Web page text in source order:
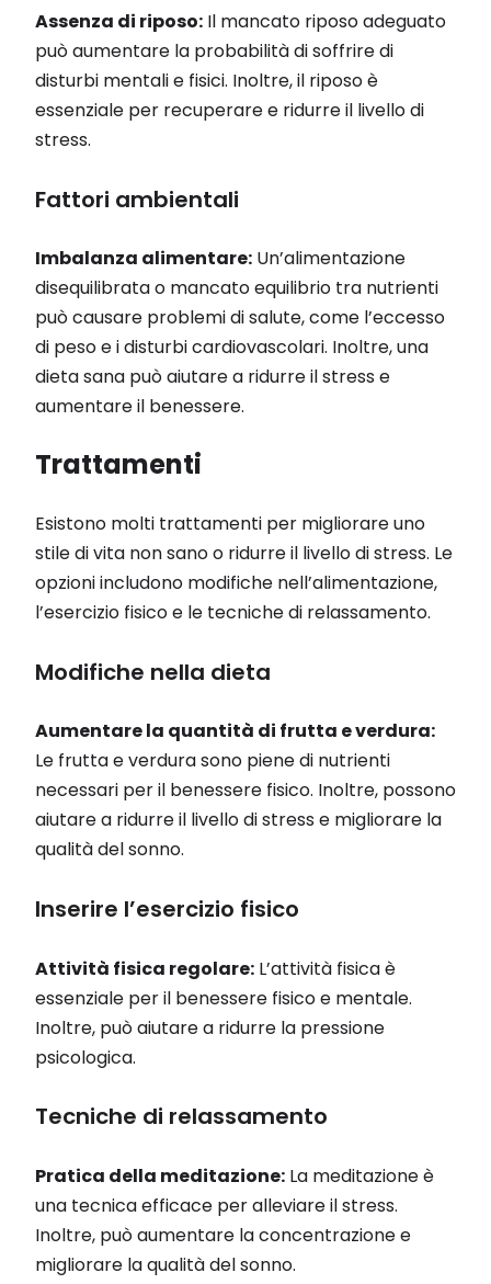
Assenza di riposo: Il mancato riposo adeguato
può aumentare la probabilità di soffrire di
disturbi mentali e fisici. Inoltre, il riposo è
essenziale per recuperare e ridurre il livello di
stress.
Fattori ambientali
Imbalanza alimentare: Un’alimentazione
disequilibrata o mancato equilibrio tra nutrienti
può causare problemi di salute, come l’eccesso
di peso e i disturbi cardiovascolari. Inoltre, una
dieta sana può aiutare a ridurre il stress e
aumentare il benessere.
Trattamenti
Esistono molti trattamenti per migliorare uno
stile di vita non sano o ridurre il livello di stress. Le
opzioni includono modifiche nell’alimentazione,
l’esercizio fisico e le tecniche di relassamento.
Modifiche nella dieta
Aumentare la quantità di frutta e verdura:
Le frutta e verdura sono piene di nutrienti
necessari per il benessere fisico. Inoltre, possono
aiutare a ridurre il livello di stress e migliorare la
qualità del sonno.
Inserire l’esercizio fisico
Attività fisica regolare: L’attività fisica è
essenziale per il benessere fisico e mentale.
Inoltre, può aiutare a ridurre la pressione
psicologica.
Tecniche di relassamento
Pratica della meditazione: La meditazione è
una tecnica efficace per alleviare il stress.
Inoltre, può aumentare la concentrazione e
migliorare la qualità del sonno.